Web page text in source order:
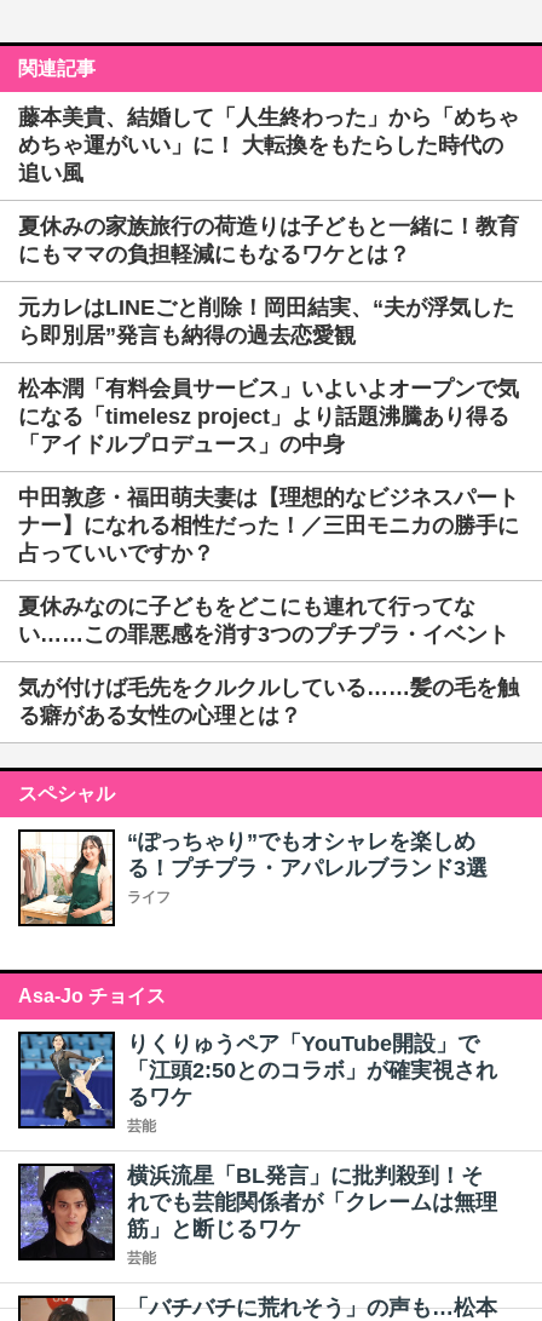
関連記事
藤本美貴、結婚して「人生終わった」から「めちゃ
めちゃ運がいい」に！ 大転換をもたらした時代の
追い風
夏休みの家族旅行の荷造りは子どもと一緒に！教育
にもママの負担軽減にもなるワケとは？
元カレはLINEごと削除！岡田結実、“夫が浮気した
ら即別居”発言も納得の過去恋愛観
松本潤「有料会員サービス」いよいよオープンで気
になる「timelesz project」より話題沸騰あり得る
「アイドルプロデュース」の中身
中田敦彦・福田萌夫妻は【理想的なビジネスパート
ナー】になれる相性だった！／三田モニカの勝手に
占っていいですか？
夏休みなのに子どもをどこにも連れて行ってな
い……この罪悪感を消す3つのプチプラ・イベント
気が付けば毛先をクルクルしている……髪の毛を触
る癖がある女性の心理とは？
スペシャル
“ぽっちゃり”でもオシャレを楽しめ
る！プチプラ・アパレルブランド3選
ライフ
Asa-Jo チョイス
りくりゅうペア「YouTube開設」で
「江頭2:50とのコラボ」が確実視され
るワケ
芸能
横浜流星「BL発言」に批判殺到！そ
れでも芸能関係者が「クレームは無理
筋」と断じるワケ
芸能
「バチバチに荒れそう」の声も…松本